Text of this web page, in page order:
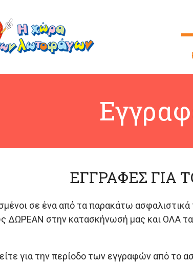
ΕΓΓΡΑΦΕΣ ΓΙΑ
σε ένα από τα παρακάτω ασφαλιστικά
ΔΩΡΕΑΝ στην κατασκήνωσή μας και ΟΛΑ
για την περίοδο των εγγραφών από το